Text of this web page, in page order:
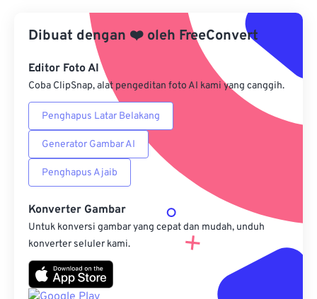
Terapkan dari Preset
Simpan sebagai Preset
Dibuat dengan ❤️ oleh FreeConvert
Editor Foto AI
Coba ClipSnap, alat pengeditan foto AI kami yang canggih.
Penghapus Latar Belakang
Generator Gambar AI
Penghapus Ajaib
Konverter Gambar
Untuk konversi gambar yang cepat dan mudah, unduh
konverter seluler kami.